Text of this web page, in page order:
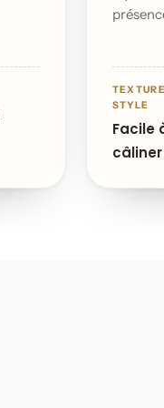
STYLE
Facile
câliner